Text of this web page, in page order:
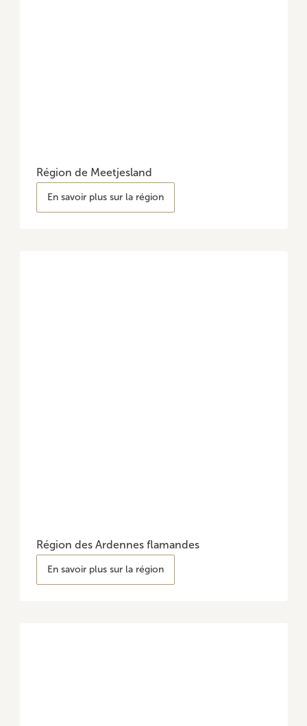
Région de Meetjesland
En savoir plus sur la région
Région des Ardennes flamandes
En savoir plus sur la région